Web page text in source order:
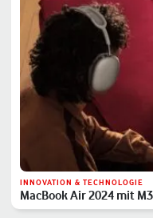
INNOVATION & TECHNOLOGIE
MacBook Air 2024 mit
Laptop